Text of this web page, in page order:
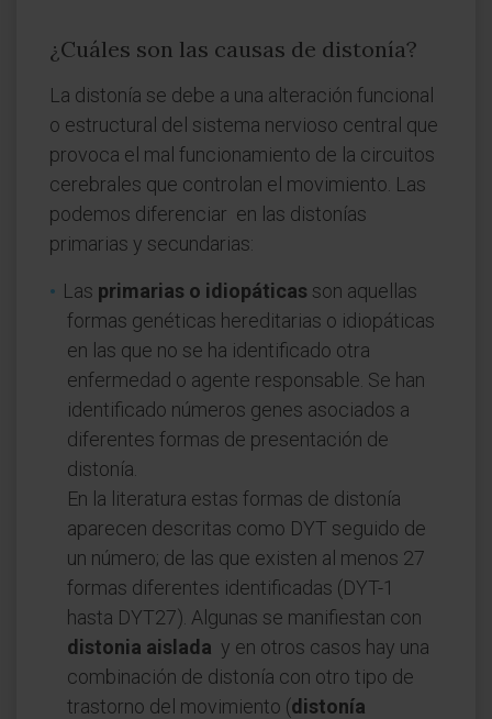
¿Cuáles son las causas de distonía?
La distonía se debe a una alteración funcional
o estructural del sistema nervioso central que
provoca el mal funcionamiento de la circuitos
cerebrales que controlan el movimiento. Las
podemos diferenciar en las distonías
primarias y secundarias:
Las primarias o idiopáticas son aquellas
formas genéticas hereditarias o idiopáticas
en las que no se ha identificado otra
enfermedad o agente responsable. Se han
identificado números genes asociados a
diferentes formas de presentación de
distonía.
En la literatura estas formas de distonía
aparecen descritas como DYT seguido de
un número; de las que existen al menos 27
formas diferentes identificadas (DYT-1
hasta DYT27). Algunas se manifiestan con
distonia aislada y en otros casos hay una
combinación de distonía con otro tipo de
trastorno del movimiento (distonía